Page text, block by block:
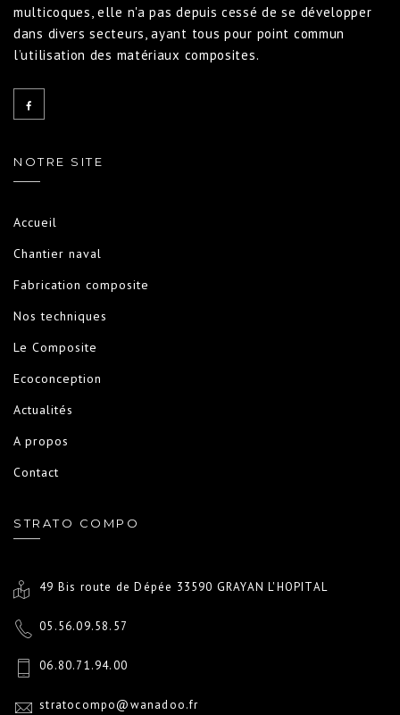
multicoques, elle n'a pas depuis cessé de se développer
dans divers secteurs, ayant tous pour point commun
l’utilisation des matériaux composites.
NOTRE SITE
Accueil
Chantier naval
Fabrication composite
Nos techniques
Le Composite
Ecoconception
Actualités
A propos
Contact
STRATO COMPO
49 Bis route de Dépée 33590 GRAYAN L'HOPITAL
05.56.09.58.57
06.80.71.94.00
stratocompo@wanadoo.fr